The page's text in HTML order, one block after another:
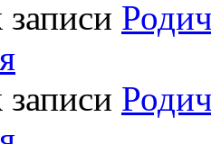
записи
записи